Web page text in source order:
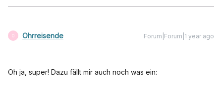
O Ohrreisende Forum|Forum|1 year ago
Oh ja, super! Dazu fällt mir auch noch was ein: